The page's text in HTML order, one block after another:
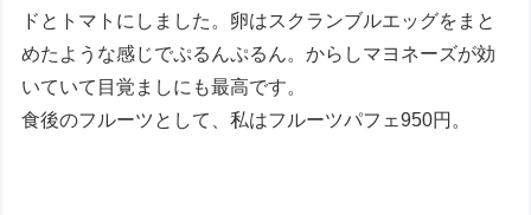
ドとトマトにしました。卵はスクランブルエッグをまと
めたような感じでぷるんぷるん。からしマヨネーズが効
いていて目覚ましにも最高です。
食後のフルーツとして、私はフルーツパフェ950円。